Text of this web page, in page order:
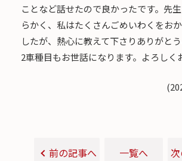
ことなど話せたので良かったです。先
らかく、私はたくさんごめいわくをお
したが、熱心に教えて下さりありがと
2車種目もお世話になります。よろしく
前の記事へ 一覧へ